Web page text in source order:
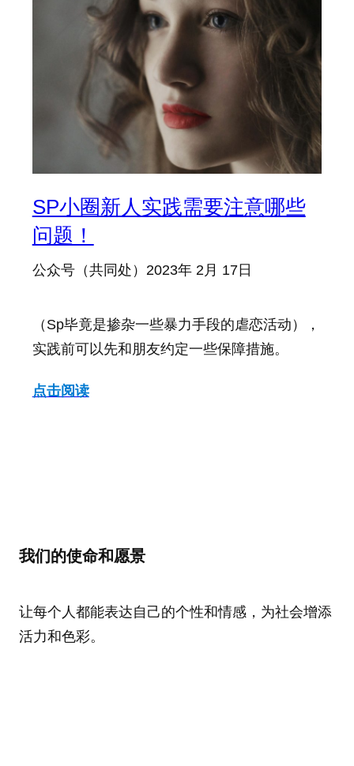
SP小圈新人实践需要注意哪些
问题！
公众号（共同处） 2023年 2月 17日
（Sp毕竟是掺杂一些暴力手段的虐恋活动），
实践前可以先和朋友约定一些保障措施。
点击阅读
我们的使命和愿景
让每个人都能表达自己的个性和情感，为社会增添
活力和色彩。